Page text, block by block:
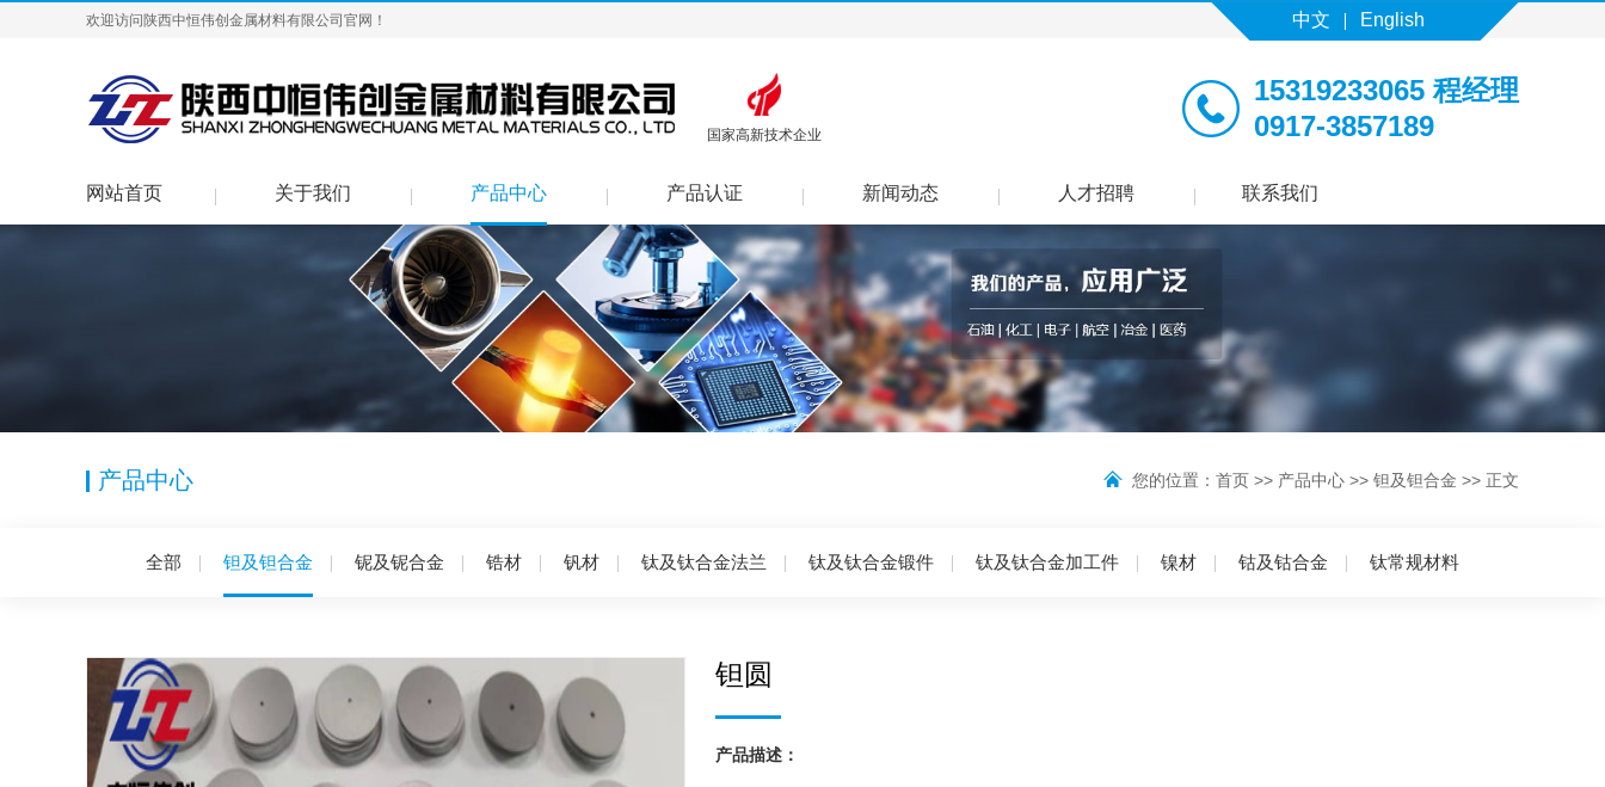
欢迎访问陕西中恒伟创金属材料有限公司官网！ 中文 English
国家高新技术企业
15319233065 程经理
0917-3857189
网站首页 关于我们 产品中心 产品认证 新闻动态 人才招聘 联系我们
产品中心 您的位置： 首页 >> 产品中心 >> 钽及钽合金 >> 正文
全部 钽及钽合金 铌及铌合金 锆材 钒材 钛及钛合金法兰 钛及钛合金锻件 钛及钛合金加工件 镍材 钴及钴合金 钛常规材料
钽圆
产品描述：